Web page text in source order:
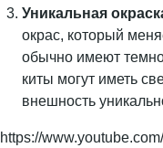
Уникальная
окрас, который
обычно имеют
киты могут иметь
внешность
https://